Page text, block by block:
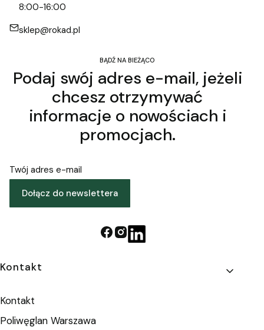
8:00-16:00
sklep@rokad.pl
BĄDŹ NA BIEŻĄCO
Podaj swój adres e-mail, jeżeli
chcesz otrzymywać
informacje o nowościach i
promocjach.
Twój adres e-mail
Dołącz do newslettera
Linki w stopce
Kontakt
Kontakt
Poliwęglan Warszawa